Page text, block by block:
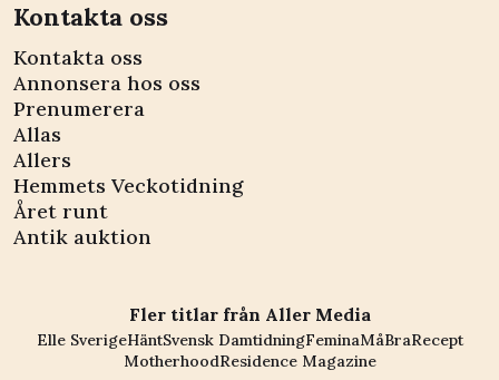
Kontakta oss
Kontakta oss
Annonsera hos oss
Prenumerera
Allas
Allers
Hemmets Veckotidning
Året runt
Antik auktion
Fler titlar från Aller Media
Elle SverigeHäntSvensk DamtidningFeminaMåBraRecept
MotherhoodResidence Magazine